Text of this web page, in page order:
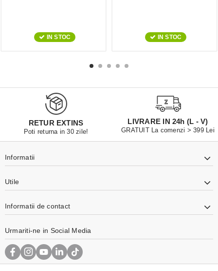
IN STOC IN STOC
RETUR EXTINS
Poti returna in 30 zile!
LIVRARE IN 24h (L - V)
GRATUIT La comenzi > 399 Lei
Informatii
Utile
Informatii de contact
Urmariti-ne in Social Media